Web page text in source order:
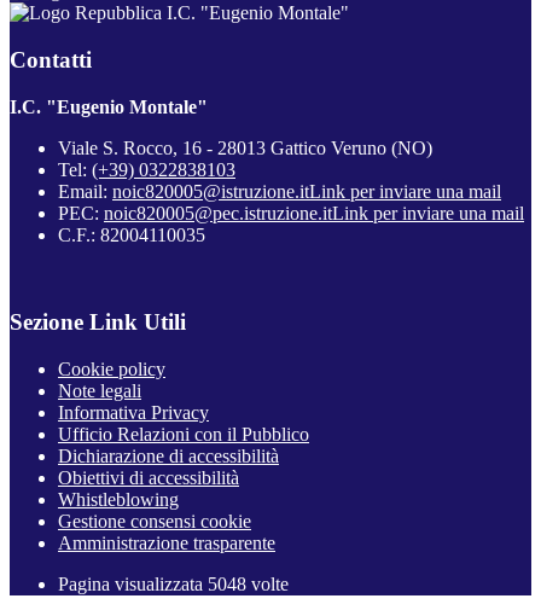
I.C. "Eugenio Montale"
Contatti
I.C. "Eugenio Montale"
Viale S. Rocco, 16 - 28013 Gattico Veruno (NO)
Tel: (+39) 0322838103
Email: noic820005@istruzione.itLink per inviare una mail
PEC: noic820005@pec.istruzione.itLink per inviare una mail
C.F.: 82004110035
Sezione Link Utili
Cookie policy
Note legali
Informativa Privacy
Ufficio Relazioni con il Pubblico
Dichiarazione di accessibilità
Obiettivi di accessibilità
Whistleblowing
Gestione consensi cookie
Amministrazione trasparente
Pagina visualizzata 5048 volte